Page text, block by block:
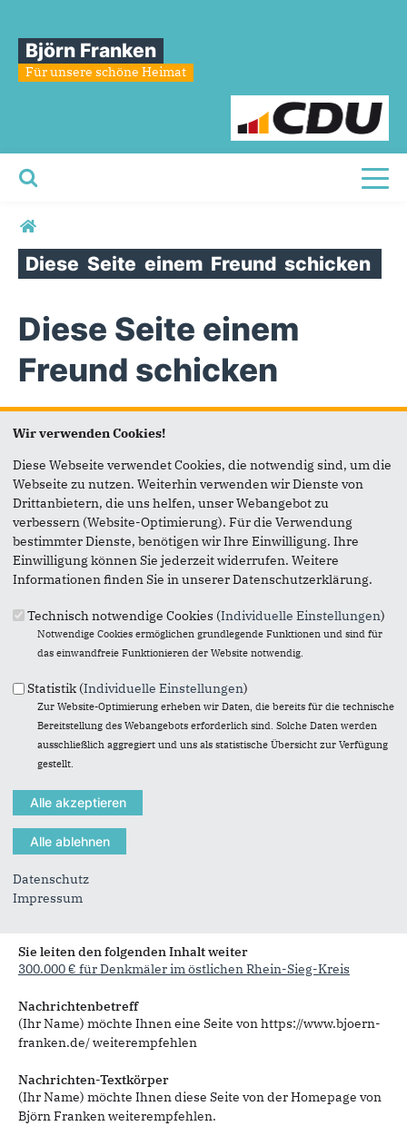
Björn Franken
Für unsere schöne Heimat
Sie sind hier
Diese Seite einem Freund schicken
Diese Seite einem
Freund schicken
Seite versenden
Vielen Dank, dass Sie die Inhalte unserer Homepage
weiterempfehlen.
Anmerkung: Ihre E-Mail-Adresse wird benötigt um die
Personen, denen Sie die Seite weiterempfehlen, zu
informieren, von wem die Empfehlung kommt, und dass es
kein Spam ist.
Das mit * gekennzeichnete Feld ist ein Pflichtfeld.
Eigene E-Mail-Adresse*
Eigener Name*
Sie leiten den folgenden Inhalt weiter
300.000 € für Denkmäler im östlichen Rhein-Sieg-Kreis
Nachrichtenbetreff
(Ihr Name) möchte Ihnen eine Seite von https://www.bjoern-
franken.de/ weiterempfehlen
Nachrichten-Textkörper
(Ihr Name) möchte Ihnen diese Seite von der Homepage von
Björn Franken weiterempfehlen.
Wir verwenden Cookies!
Diese Webseite verwendet Cookies, die notwendig sind, um die
Webseite zu nutzen. Weiterhin verwenden wir Dienste von
Drittanbietern, die uns helfen, unser Webangebot zu
verbessern (Website-Optimierung). Für die Verwendung
bestimmter Dienste, benötigen wir Ihre Einwilligung. Ihre
Einwilligung können Sie jederzeit widerrufen. Weitere
Informationen finden Sie in unserer Datenschutzerklärung.
Technisch notwendige Cookies (Individuelle Einstellungen)
Notwendige Cookies ermöglichen grundlegende Funktionen und sind für
das einwandfreie Funktionieren der Website notwendig.
Statistik (Individuelle Einstellungen)
Zur Website-Optimierung erheben wir Daten, die bereits für die technische
Bereitstellung des Webangebots erforderlich sind. Solche Daten werden
ausschließlich aggregiert und uns als statistische Übersicht zur Verfügung
gestellt.
Datenschutz
Impressum